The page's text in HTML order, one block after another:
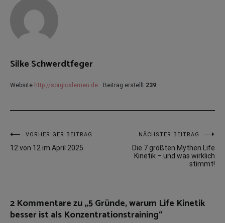
Silke Schwerdtfeger
Website http://sorgloslernen.de Beitrag erstellt 239
Beitragsnavigation
VORHERIGER BEITRAG
12 von 12 im April 2025
NÄCHSTER BEITRAG
Die 7 größten Mythen Life
Kinetik – und was wirklich
stimmt!
2 Kommentare zu „5 Gründe, warum Life Kinetik
besser ist als Konzentrationstraining“